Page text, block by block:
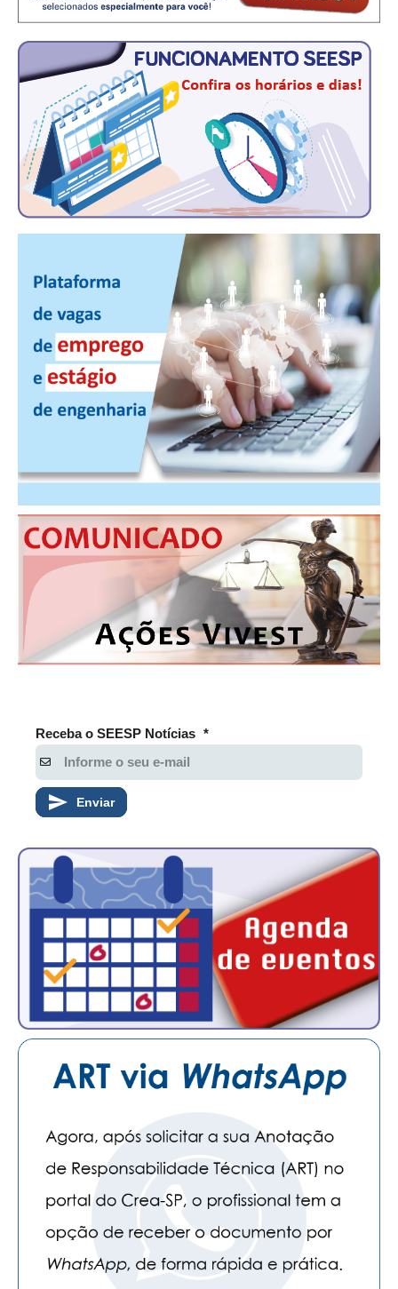
PLANO DE SAÚDE
SEESPPREV
CONSÓRCIOS
CAMPANHAS SALARIAIS
COMUNICAÇÃO
PALAVRA DO MURILO
CONTEÚDO ESPECIAL
JORNAL DO ENGENHEIRO
AGENDA
SEESP NOTÍCIAS
NOTÍCIAS NO WHATSAPP
PUBLICIDADE
MANUAL DE REDAÇÃO
CONTATO
ATUALIZAÇÃO CADASTRAL
NÚCLEO JOVEM
Receba o SEESP Notícias *
Enviar